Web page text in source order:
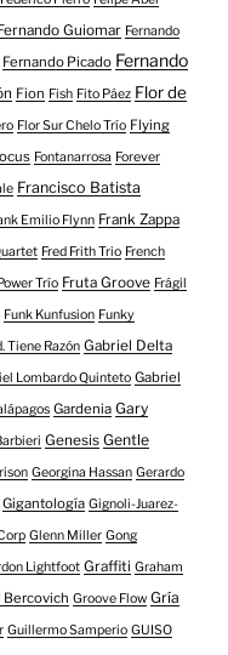
Guiomar Fernando
Fernando Picado Fernando
Fion Fish Fito Páez Flor de
Flor Sur Chelo Trío Flying
Fontanarrosa Forever
Francisco Batista
Emilio Flynn Frank Zappa
Fred Frith Trio French
Trío Fruta Groove Frágil
Funk Kunfusion Funky
Tiene Razón Gabriel Delta
Lombardo Quinteto Gabriel
Gardenia Gary
Genesis Gentle
Georgina Hassan Gerardo
Gigantología Gignoli-Juarez-
Glenn Miller Gong
Lightfoot Graffiti Graham
Bercovich Groove Flow Gría
Guillermo Samperio GUISO